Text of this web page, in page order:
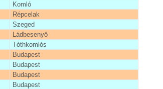
Komló
Répcelak
Szeged
Ládbesenyő
Tóthkomlós
Budapest
Budapest
Budapest
Budapest